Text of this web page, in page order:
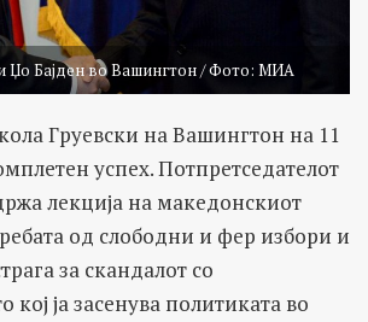
Џо Бајден во Вашингтон / Фото: МИА
Груевски на Вашингтон на 11
успех. Потпретседателот
лекција на македонскиот
од слободни и фер избори и
за скандалот со
ја засенува политиката во